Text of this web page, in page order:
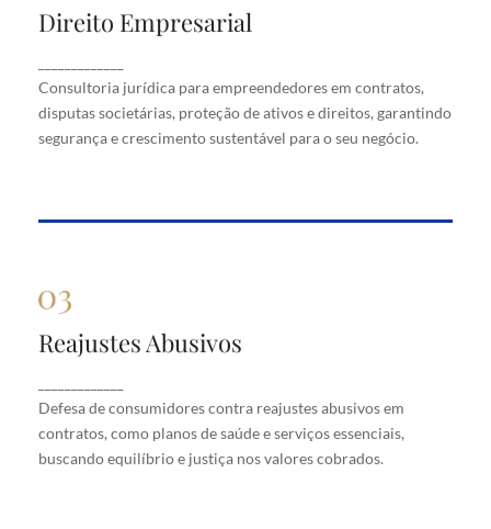
Direito Empresarial
Consultoria jurídica para empreendedores em contratos,
disputas societárias, proteção de ativos e direitos, garantindo
segurança e crescimento sustentável para o seu negócio.
Direito Empresarial
contratos, disputas societárias, proteção de ativos
e direitos, garantindo segurança e crescimento
sustentável para o seu negócio.
Reajustes Abusivos
Defesa de consumidores contra reajustes abusivos em
contratos, como planos de saúde e serviços essenciais,
buscando equilíbrio e justiça nos valores cobrados.
Reajustes Abusivos
em contratos, como planos de saúde e serviços
essenciais, buscando equilíbrio e justiça nos valores
cobrados.